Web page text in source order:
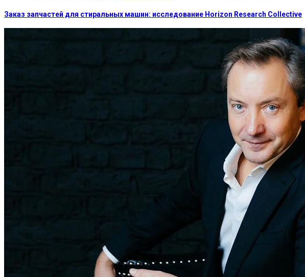
Заказ запчастей для стиральных машин: исследование Horizon Research Collective